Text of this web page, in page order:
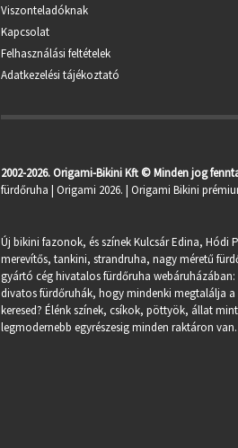
Viszonteladóknak
Kapcsolat
Felhasználási feltételek
Adatkezelési tájékoztató
2002-2026. Origami-Bikini Kft © Minden jog
fürdőruha | Origami 2026. | Origami Bikini
Új bikini fazonok, és színek Kulcsár Edina, Hódi
merevítős, tankini, strandruha, nagy méretű
gyártó cég hivatalos fürdőruha webáruházában:
divatos fürdőruhák, hogy mindenki megtalálja
keresed? Élénk színek, csíkok, pöttyök, állat
legmodernebb egyrészesig minden raktáron